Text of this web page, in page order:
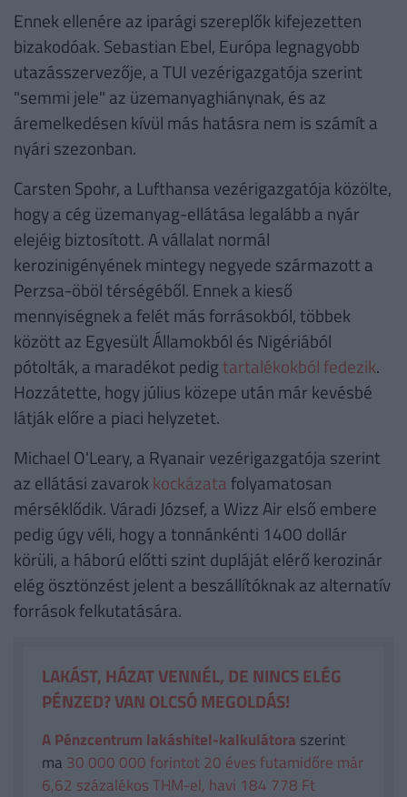
Ennek ellenére az iparági szereplők kifejezetten
bizakodóak. Sebastian Ebel, Európa legnagyobb
utazásszervezője, a TUI vezérigazgatója szerint
"semmi jele" az üzemanyaghiánynak, és az
áremelkedésen kívül más hatásra nem is számít a
nyári szezonban.
Carsten Spohr, a Lufthansa vezérigazgatója közölte,
hogy a cég üzemanyag-ellátása legalább a nyár
elejéig biztosított. A vállalat normál
kerozinigényének mintegy negyede származott a
Perzsa-öböl térségéből. Ennek a kieső
mennyiségnek a felét más forrásokból, többek
között az Egyesült Államokból és Nigériából
pótolták, a maradékot pedig tartalékokból fedezik.
Hozzátette, hogy július közepe után már kevésbé
látják előre a piaci helyzetet.
Michael O'Leary, a Ryanair vezérigazgatója szerint
az ellátási zavarokkockázata folyamatosan
mérséklődik. Váradi József, a Wizz Air első embere
pedig úgy véli, hogy a tonnánkénti 1400 dollár
körüli, a háború előtti szint dupláját elérő kerozinár
elég ösztönzést jelent a beszállítóknak az alternatív
források felkutatására.
LAKÁST, HÁZAT VENNÉL, DE NINCS ELÉG
PÉNZED? VAN OLCSÓ MEGOLDÁS!
A Pénzcentrum lakáshitel-kalkulátora szerint
ma 30 000 000 forintot 20 éves futamidőre már
6,62 százalékos THM-el, havi 184 778 Ft